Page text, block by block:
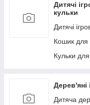
Дитячі
кульки
Дитячі
Кошик для
Кульки
Дерев'яні
Дитяча